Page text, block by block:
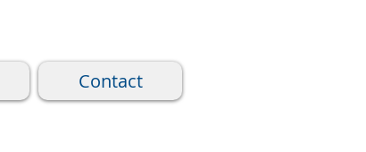
Contact